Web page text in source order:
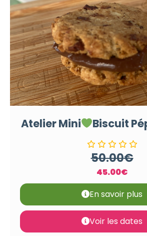
Atelier Mini Biscuit
50.00€
45.00€
En savoir plus
Voir les dates